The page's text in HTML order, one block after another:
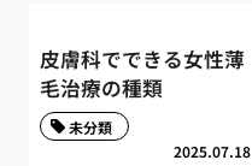
皮膚科でできる女性薄
毛治療の種類
2025.07.18
未分類